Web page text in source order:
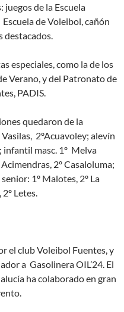
de la Escuela
de Voleibol, cañón
destacados.
especiales, como la de los
Verano, y del Patronato de
PADIS.
quedaron de la
2ºAcuavoley; alevín
infantil masc. 1º Melva
2º Casaloluma;
1º Malotes, 2º La
Letes.
el club Voleibol Fuentes, y
a Gasolinera OIL’24. El
ha colaborado en gran